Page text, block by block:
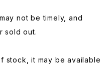
not be timely, and
sold out.
stock, it may be available